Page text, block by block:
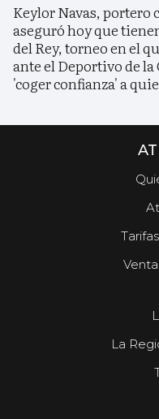
Keylor Navas, portero
aseguró hoy que
del Rey, torneo en el
ante el Deportivo de la
'coger confianza' a
La